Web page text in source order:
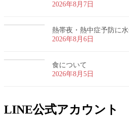
2026年8月7日
熱帯夜・熱中症予防に
2026年8月6日
食について
2026年8月5日
LINE公式アカウント